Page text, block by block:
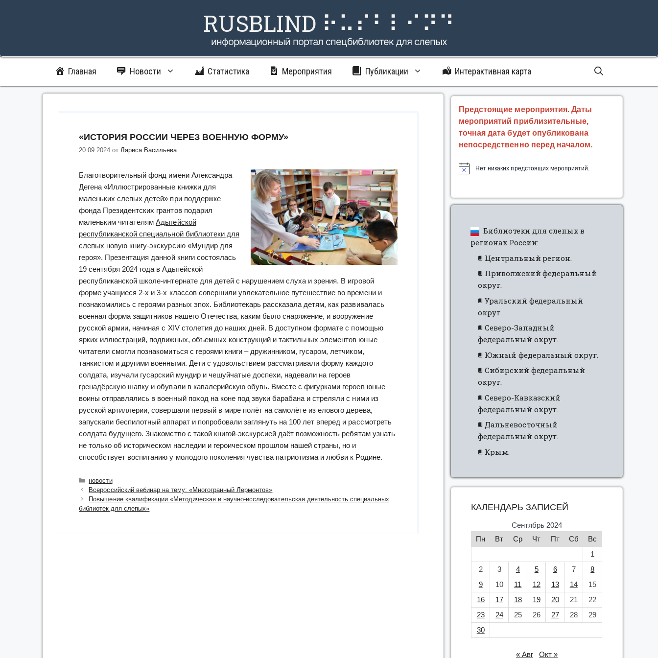
RUSBLIND ⠗⠥⠎⠃⠇⠊⠝⠙
информационный портал спецбиблиотек для слепых
Главная Новости Статистика Мероприятия Публикации Интерактивная карта
«ИСТОРИЯ РОССИИ ЧЕРЕЗ ВОЕННУЮ ФОРМУ»
20.09.2024 отЛариса Васильева
Благотворительный фонд имени Александра
Дегена «Иллюстрированные книжки для
маленьких слепых детей» при поддержке
фонда Президентских грантов подарил
маленьким читателямАдыгейской
республиканской специальной библиотеки для
слепых новую книгу-экскурсию «Мундир для
героя». Презентация данной книги состоялась
19 сентября 2024 года в Адыгейской
республиканской школе-интернате для детей с нарушением слуха и зрения. В игровой
форме учащиеся 2-х и 3-х классов совершили увлекательное путешествие во времени и
познакомились с героями разных эпох. Библиотекарь рассказала детям, как развивалась
военная форма защитников нашего Отечества, каким было снаряжение, и вооружение
русской армии, начиная с XIV столетия до наших дней. В доступном формате с помощью
ярких иллюстраций, подвижных, объемных конструкций и тактильных элементов юные
читатели смогли познакомиться с героями книги – дружинником, гусаром, летчиком,
танкистом и другими военными. Дети с удовольствием рассматривали форму каждого
солдата, изучали гусарский мундир и чешуйчатые доспехи, надевали на героев
гренадёрскую шапку и обували в кавалерийскую обувь. Вместе с фигурками героев юные
воины отправлялись в военный поход на коне под звуки барабана и стреляли с ними из
русской артиллерии, совершали первый в мире полёт на самолёте из елового дерева,
запускали беспилотный аппарат и попробовали заглянуть на 100 лет вперед и рассмотреть
солдата будущего. Знакомство с такой книгой-экскурсией даёт возможность ребятам узнать
не только об историческом наследии и героическом прошлом нашей страны, но и
способствует воспитанию у молодого поколения чувства патриотизма и любви к Родине.
Рубрики
новости
Всероссийский вебинар на тему: «Многогранный Лермонтов»
Повышение квалификации «Методическая и научно-исследовательская деятельность специальных
библиотек для слепых»
Предстоящие мероприятия. Даты
мероприятий приблизительные,
точная дата будет опубликована
непосредственно перед началом.
Нет никаких предстоящих мероприятий.
Библиотеки для слепых в
регионах России:
Центральный регион.
Приволжский федеральный
округ.
Уральский федеральный
округ.
Северо-Западный
федеральный округ.
Южный федеральный округ.
Сибирский федеральный
округ.
Северо-Кавказский
федеральный округ.
Дальневосточный
федеральный округ.
Крым.
КАЛЕНДАРЬ ЗАПИСЕЙ
Сентябрь 2024
Пн
Вт Ср Чт Пт Сб
Вс
1
2
3 4 5 6 7
8
9
10 11 12 13 14
15
16
17 18 19 20 21
22
23
24 25 26 27 28
29
30
« Авг Окт »